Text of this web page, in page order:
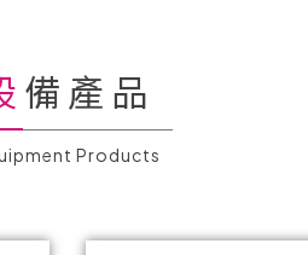
設備產品
Products